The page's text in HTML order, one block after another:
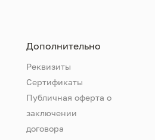
Дополнительно
Реквизиты
Сертификаты
Публичная оферта о
заключении
договора